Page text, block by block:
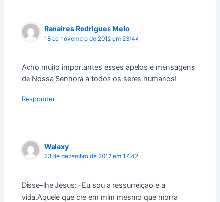
Ranaires Rodrigues Melo
18 de novembro de 2012 em 23:44
Acho muito importantes esses apelos e mensagens
de Nossa Senhora a todos os seres humanos!
Responder
Walaxy
23 de dezembro de 2012 em 17:42
Disse-lhe Jesus: -Eu sou a ressurreiçao e a
vida.Aquele que cre em mim mesmo que morra